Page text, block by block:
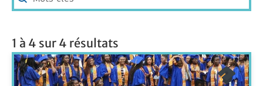
1 à 4 sur 4 résultats